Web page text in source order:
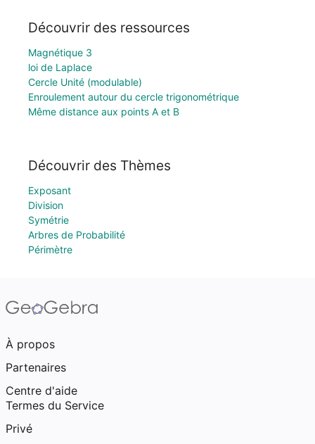
Découvrir des ressources
Magnétique 3
loi de Laplace
Cercle Unité (modulable)
Enroulement autour du cercle trigonométrique
Même distance aux points A et B
Découvrir des Thèmes
Exposant
Division
Symétrie
Arbres de Probabilité
Périmètre
À propos
Partenaires
Centre d'aide
Termes du Service
Privé